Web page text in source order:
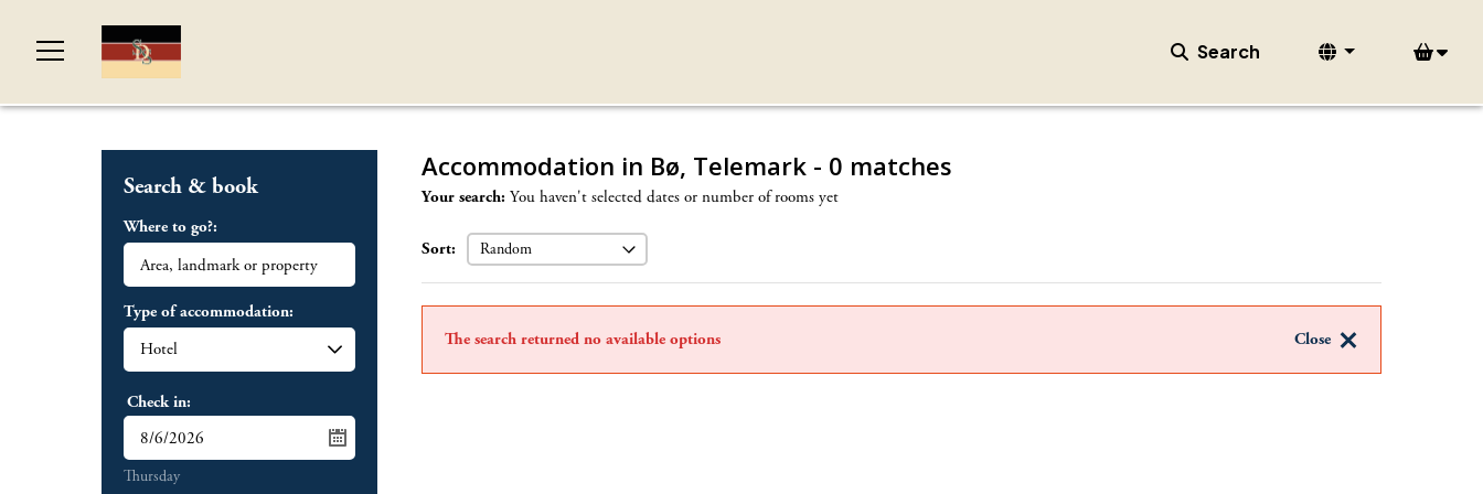
Search
Accommodation in Bø, Telemark - 0 matches
Your search: You haven't selected dates or number of rooms yet
Sort:
Close
The search returned no available options
Search & book
Where to go?:
Type of accommodation:
Check in:
Thursday